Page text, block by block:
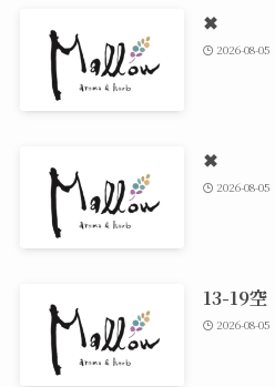
✖
2026-08-05
✖
2026-08-05
13-19空
2026-08-05